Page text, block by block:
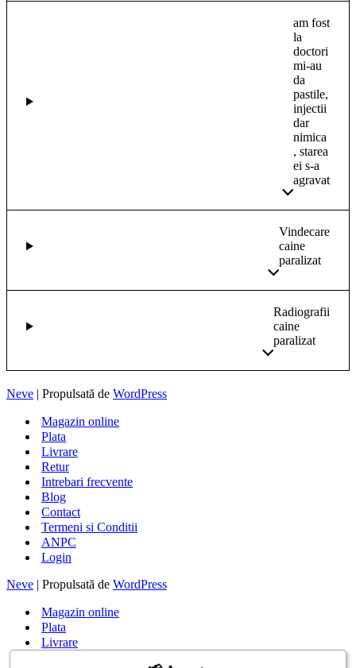
am fost
la
doctori
mi-au
da
pastile,
injectii
dar
nimica
, starea
ei s-a
agravat
Vindecare
caine
paralizat
Radiografii
caine
paralizat
Neve | Propulsată de WordPress
Magazin online
Plata
Livrare
Retur
Intrebari frecvente
Blog
Contact
Termeni si Conditii
ANPC
Login
Neve | Propulsată de WordPress
Magazin online
Plata
Livrare